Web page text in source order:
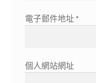
電子郵件地址 *
個人網站網址